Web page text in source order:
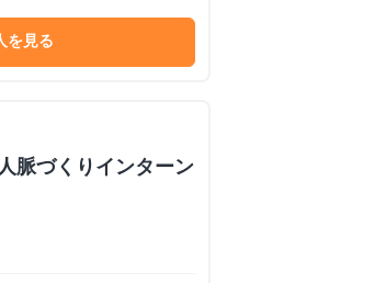
を見る
脈づくりインターン